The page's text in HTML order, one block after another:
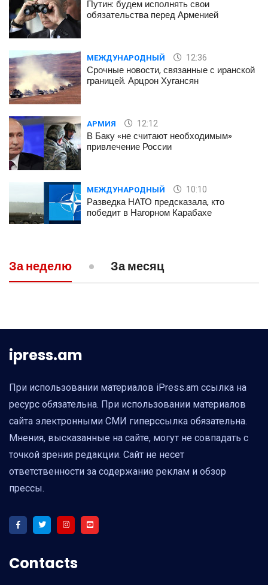
Путин: будем исполнять свои
обязательства перед Арменией
МЕЖДУНАРОДНЫЙ 12:36
Срочные новости, связанные с иранской
границей. Арцрон Хугансян
АРМИЯ 12:12
В Баку «не считают необходимым»
привлечение России
МЕЖДУНАРОДНЫЙ 10:10
Разведка НАТО предсказала, кто
победит в Нагорном Карабахе
Пашинян заявил о готовности Армении
За неделю За месяц
ipress.am
При использовании материалов iPress.am ссылка на
ресурс обязательна. При использовании материалов
сайта электронными СМИ гиперссылка обязательна.
Мнения, высказанные на сайте, могут не совпадать с
точкой зрения редакции. Сайт не несет
ответственности за содержание реклам и обзор
прессы.
Contacts